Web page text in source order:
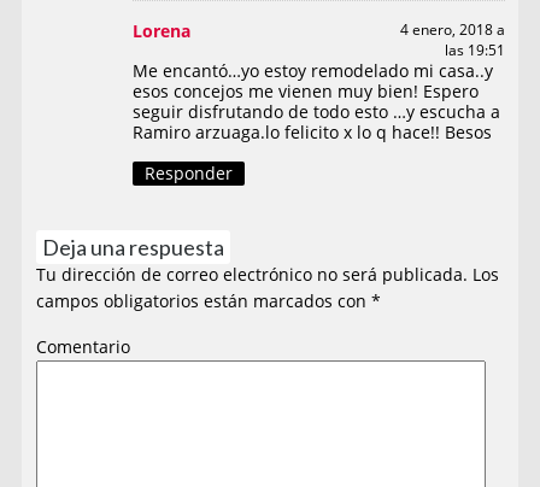
Lorena
4 enero, 2018 a
las 19:51
Me encantó…yo estoy remodelado mi casa..y
esos concejos me vienen muy bien! Espero
seguir disfrutando de todo esto …y escucha a
Ramiro arzuaga.lo felicito x lo q hace!! Besos
Responder
Deja una respuesta
Tu dirección de correo electrónico no será publicada. Los
campos obligatorios están marcados con*
Comentario